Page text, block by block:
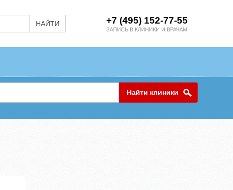
НАЙТИ +7 (495) 152-77-55
ЗАПИСЬ В КЛИНИКИ И ВРАЧАМ
Найти клиники